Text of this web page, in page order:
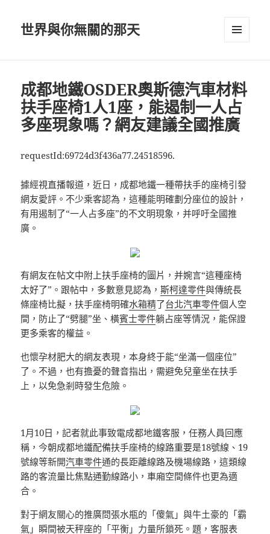
世界與你無關的那天
成都地鐵OSDER奧斯德汽車材料
扶手座椅1人1座，能遏制一人占
多座現象嗎？網友建議全國推廣
requestId:69724d3f436a77.24518596.
據經視直播報道，近日，成都地鐵一種帶扶手的座椅引發
網友愛評。不少乘客認為，這種能明確劃分座位的設計，
有用遏制了“一人占多座”的不文明現象，并呼吁全國推
廣。
有網友在帖文中附上扶手座椅的圖片，并婉言“這種座椅
太好了”。跟帖中，多數意見認為，斯柯達零件與傳統長
條座椅比擬，扶手座椅明確水箱精了台北汽車零件個人空
間，防止了“劈腿”坐、橫賓士零件躺占座等情況，能保證
更多乘客的權益。
也懷孕材肥大的網友表現，本身終于能“坐滿一個座位”
了。不過，也有擔憂的聲音指出，需避免兒童坐在扶手
上，以免急剎時發生危險。
1月10日，記者就此事致電成都地鐵客服，任務人員回應
稱，今朝成都地鐵配備扶手座椅的線路重要是18號線、19
號線等新開汽車零件通的長距離線路及機場線路，這類線
路的客流量比焦點通勤線路小，車廂空間條件也更為適
合。
對于網友關心的推廣問張水瓶的「傻氣」與牛土豪的「霸
氣」瞬間被天秤座的「平衡」力量所鎖死。題，客服表